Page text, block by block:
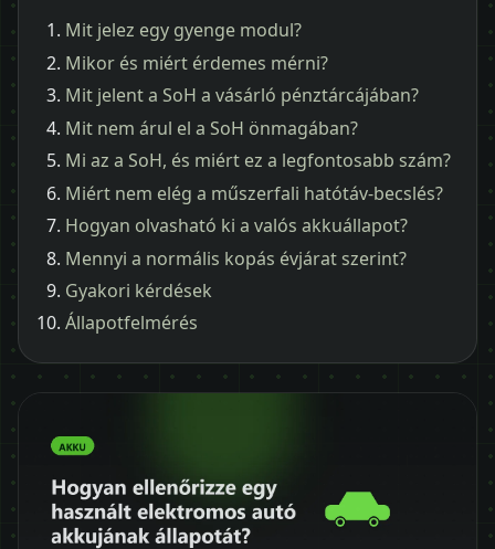
Mit jelez egy gyenge modul?
Mikor és miért érdemes mérni?
Mit jelent a SoH a vásárló pénztárcájában?
Mit nem árul el a SoH önmagában?
Mi az a SoH, és miért ez a legfontosabb szám?
Miért nem elég a műszerfali hatótáv-becslés?
Hogyan olvasható ki a valós akkuállapot?
Mennyi a normális kopás évjárat szerint?
Gyakori kérdések
Állapotfelmérés